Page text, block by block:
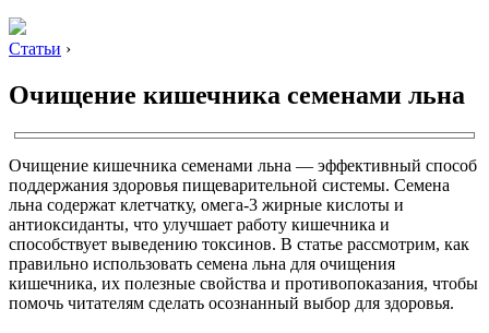
Статьи ›
Очищение кишечника семенами льна
Очищение кишечника семенами льна — эффективный способ
поддержания здоровья пищеварительной системы. Семена
льна содержат клетчатку, омега-3 жирные кислоты и
антиоксиданты, что улучшает работу кишечника и
способствует выведению токсинов. В статье рассмотрим, как
правильно использовать семена льна для очищения
кишечника, их полезные свойства и противопоказания, чтобы
помочь читателям сделать осознанный выбор для здоровья.